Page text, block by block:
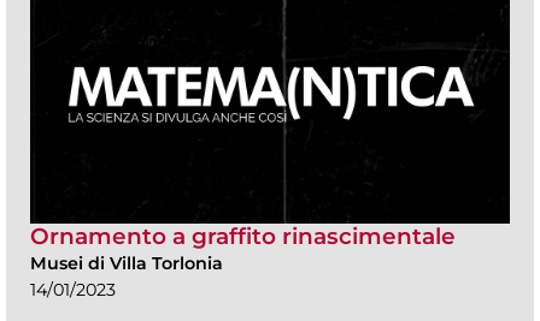
Ornamento a graffito rinascimentale
Musei di Villa Torlonia
14/01/2023